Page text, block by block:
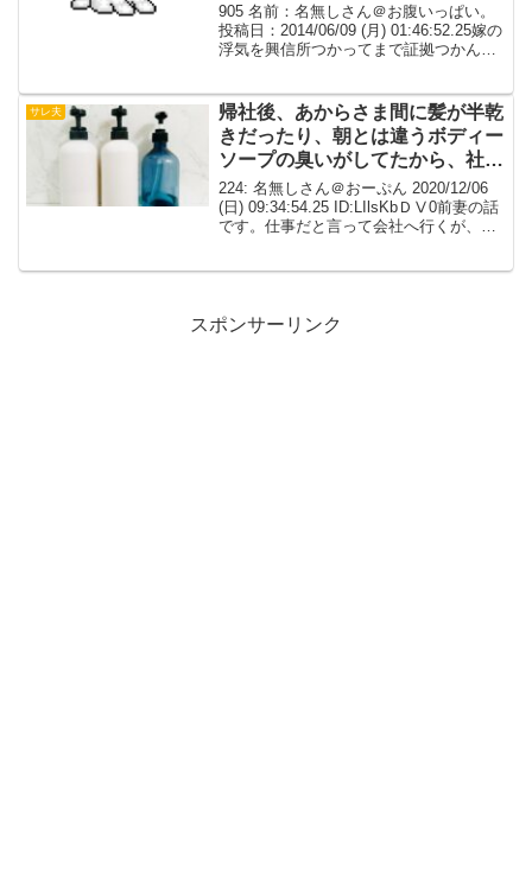
905 名前：名無しさん＠お腹いっぱい。
投稿日：2014/06/09 (月) 01:46:52.25嫁の
浮気を興信所つかってまで証拠つかんで
人と幸せになるわって言われ...
サレ夫
帰社後、あからさま間に髪が半乾
きだったり、朝とは違うボディー
ソープの臭いがしてたから、社内
で色々と噂になっていたという
224: 名無しさん＠おーぷん 2020/12/06
(日) 09:34:54.25 ID:LIlsKbＤⅤ0前妻の話
です。仕事だと言って会社へ行くが、そ
スポンサーリンク